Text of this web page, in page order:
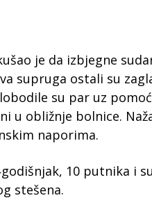
je da izbjegne
supruga ostali su
su par uz
u obližnje bolnice.
naporima.
10 putnika i
stešena.